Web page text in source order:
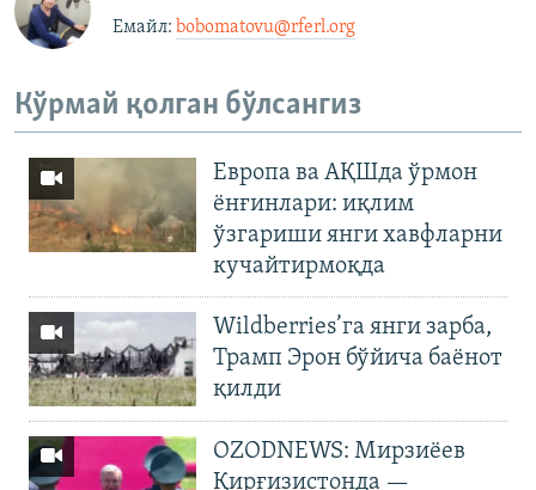
Емайл: ​ bobomatovu@rferl.org
Кўрмай қолган бўлсангиз
Европа ва АҚШда ўрмон
ёнғинлари: иқлим
ўзгариши янги хавфларни
кучайтирмоқда
Wildberries’га янги зарба,
Трамп Эрон бўйича баёнот
қилди
OZODNEWS: Мирзиёев
Қирғизистонда —